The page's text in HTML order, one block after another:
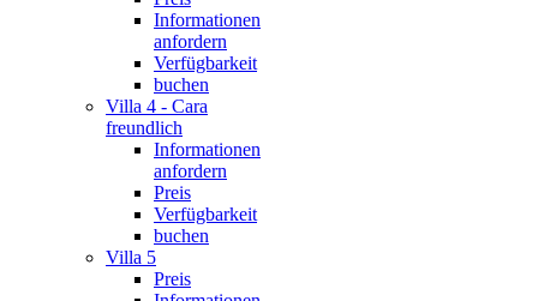
Informationen
anfordern
Verfügbarkeit
buchen
Villa 4 - Cara
freundlich
Informationen
anfordern
Preis
Verfügbarkeit
buchen
Villa 5
Preis